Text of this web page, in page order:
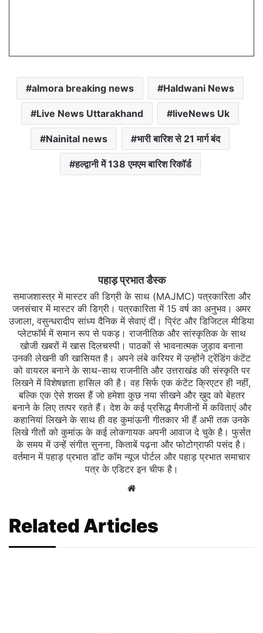
almora breaking news Haldwani News
Live News Uttarakhand liveNews Uk
Nainital news भारी बारिश से 21 मार्ग बंद
हल्द्वानी में 138 एमएम बारिश रिकॉर्ड
पहाड़ प्रभात डैस्क
समाजशास्त्र में मास्टर की डिग्री के साथ (MAJMC) पत्रकारिता और
जनसंचार में मास्टर की डिग्री। पत्रकारिता में 15 वर्ष का अनुभव। अमर
उजाला, वसुन्धरादीप सांध्य दैनिक में सेवाएं दीं। प्रिंट और डिजिटल मीडिया
प्लेटफॉर्म में समान रूप से पकड़। राजनीतिक और सांस्कृतिक के साथ
खोजी खबरों में खास दिलचस्‍पी। पाठकों से भावनात्मक जुड़ाव बनाना
उनकी लेखनी की खासियत है। अपने लंबे करियर में उन्होंने ट्रेंडिंग कंटेंट
को वायरल बनाने के साथ-साथ राजनीति और उत्तराखंड की संस्कृति पर
लिखने में विशेषज्ञता हासिल की है। वह सिर्फ एक कंटेंट क्रिएटर ही नहीं,
बल्कि एक ऐसे शख्स हैं जो हमेशा कुछ नया सीखने और ख़ुद को बेहतर
बनाने के लिए तत्पर रहते हैं। देश के कई प्रसिद्ध मैगजीनों में कविताएं और
कहानियां लिखने के साथ ही वह कुमांऊनी गीतकार भी हैं अभी तक उनके
लिखे गीतों को कुमांऊ के कई लोकगायक अपनी आवाज दे चुके है। फुर्सत
के समय में उन्हें संगीत सुनना, किताबें पढ़ना और फोटोग्राफी पसंद है।
वर्तमान में पहाड़ प्रभात डॉट कॉम न्यूज पोर्टल और पहाड़ प्रभात समाचार
पत्र के एडिटर इन चीफ है।
Website
Related Articles